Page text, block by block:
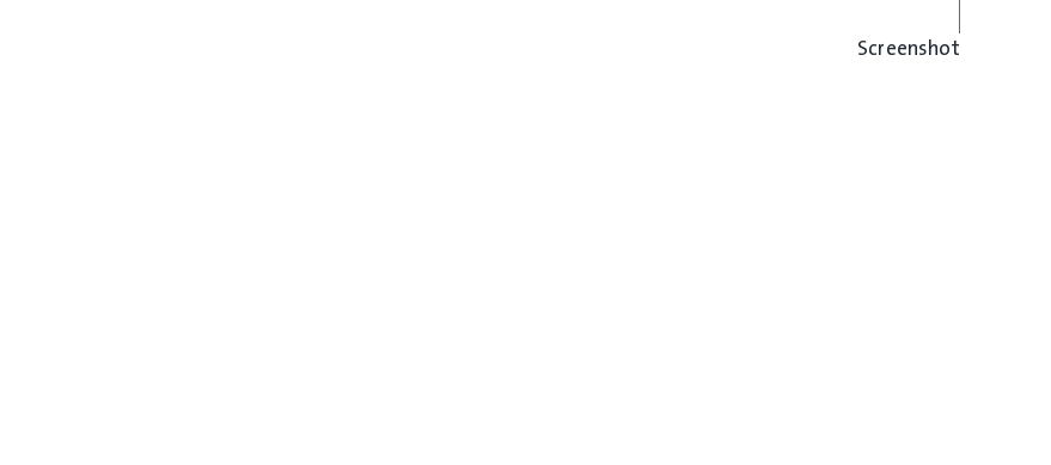
Screenshot